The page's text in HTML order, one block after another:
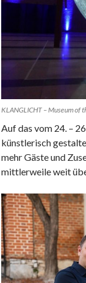
KLANGLICHT – Museum of
Auf das vom 24. –
künstlerisch
mehr Gäste und
mittlerweile weit